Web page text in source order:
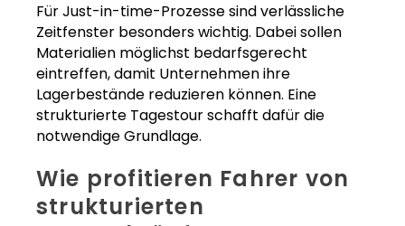
Für Just-in-time-Prozesse sind verlässliche
Zeitfenster besonders wichtig. Dabei sollen
Materialien möglichst bedarfsgerecht
eintreffen, damit Unternehmen ihre
Lagerbestände reduzieren können. Eine
strukturierte Tagestour schafft dafür die
notwendige Grundlage.
Wie profitieren Fahrer von
strukturierten